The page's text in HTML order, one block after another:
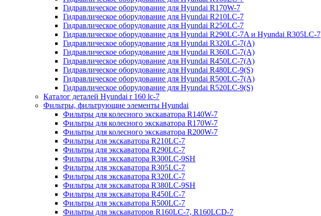
Гидравлическое оборудование для Hyundai R170W-7
Гидравлическое оборудование для Hyundai R210LC-7
Гидравлическое оборудование для Hyundai R250LC-7
Гидравлическое оборудование для Hyundai R290LC-7A и Hyundai R305LC-7
Гидравлическое оборудование для Hyundai R320LC-7(A)
Гидравлическое оборудование для Hyundai R360LC-7(A)
Гидравлическое оборудование для Hyundai R450LC-7(A)
Гидравлическое оборудование для Hyundai R480LC-9(S)
Гидравлическое оборудование для Hyundai R500LC-7(A)
Гидравлическое оборудование для Hyundai R520LC-9(S)
Каталог деталей Hyundai r 160 lc-7
Фильтры, фильтрующие элементы Hyundai
Фильтры для колесного экскаватора R140W-7
Фильтры для колесного экскаватора R170W-7
Фильтры для колесного экскаватора R200W-7
Фильтры для экскаватора R210LC-7
Фильтры для экскаватора R290LC-7
Фильтры для экскаватора R300LC-9SH
Фильтры для экскаватора R305LC-7
Фильтры для экскаватора R320LC-7
Фильтры для экскаватора R380LC-9SH
Фильтры для экскаватора R450LC-7
Фильтры для экскаватора R500LC-7
Фильтры для экскаваторов R160LC-7, R160LCD-7